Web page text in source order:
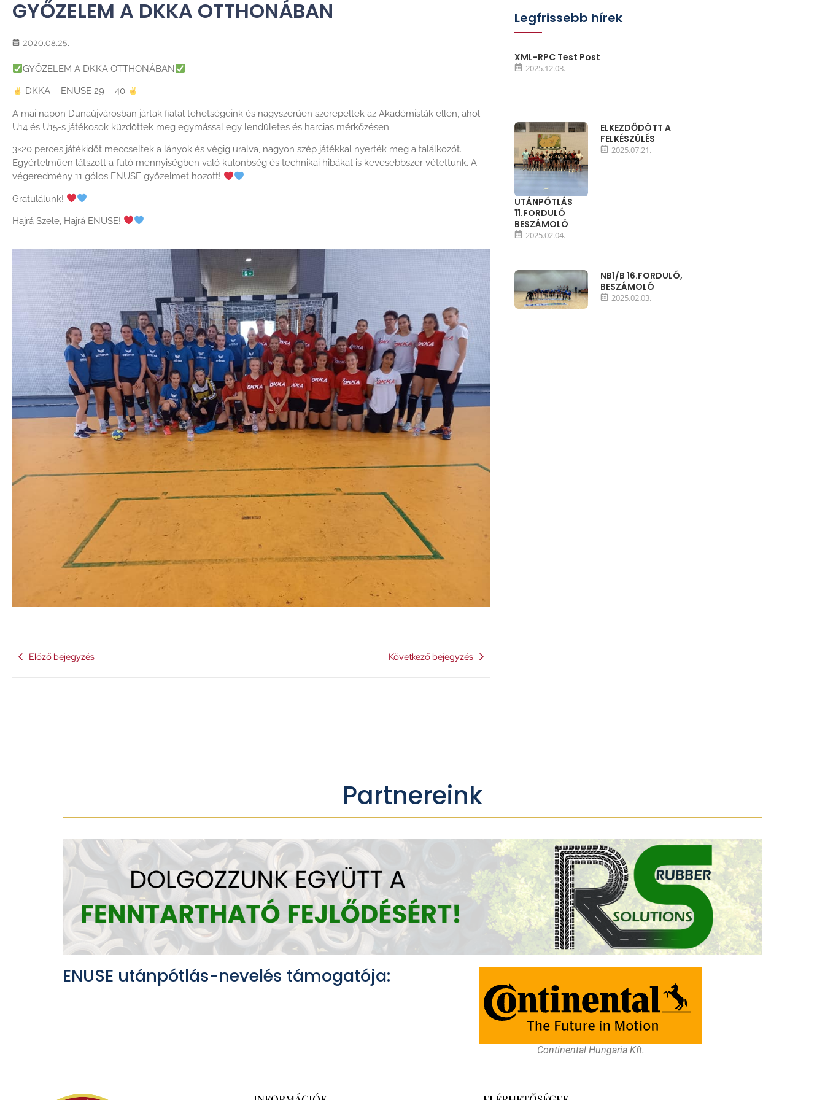
GYŐZELEM A DKKA OTTHONÁBAN
2020.08.25.
GYŐZELEM A DKKA OTTHONÁBAN
DKKA – ENUSE 29 – 40
A mai napon Dunaújvárosban jártak fiatal tehetségeink és nagyszerűen szerepeltek az Akadémisták ellen, ahol
U14 és U15-s játékosok küzdöttek meg egymással egy lendületes és harcias mérkőzésen.
3×20 perces játékidőt meccseltek a lányok és végig uralva, nagyon szép játékkal nyerték meg a találkozót.
Egyértelműen látszott a futó mennyiségben való különbség és technikai hibákat is kevesebbszer vétettünk. A
végeredmény 11 gólos ENUSE győzelmet hozott!
Gratulálunk!
Hajrá Szele, Hajrá ENUSE!
Előző bejegyzés Következő bejegyzés
Legfrissebb hírek
XML-RPC Test Post
2025.12.03.
ELKEZDŐDÖTT A
FELKÉSZÜLÉS
2025.07.21.
UTÁNPÓTLÁS
11.FORDULÓ
BESZÁMOLÓ
2025.02.04.
NB1/B 16.FORDULÓ,
BESZÁMOLÓ
2025.02.03.
Partnereink
ENUSE utánpótlás-nevelés támogatója:
Continental Hungaria Kft.